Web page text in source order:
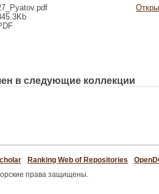
в следующие коллекции
Ranking Web of Repositories
права защищены.